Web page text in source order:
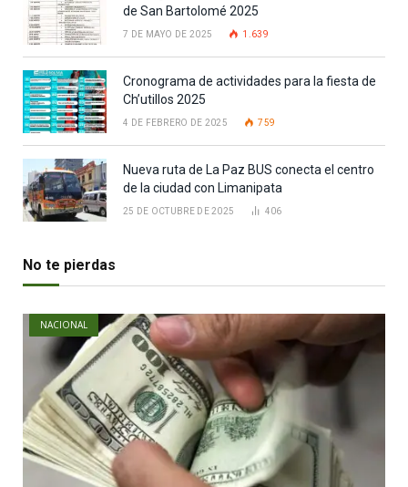
de San Bartolomé 2025
7 DE MAYO DE 2025 1.639
Cronograma de actividades para la fiesta de
Ch’utillos 2025
4 DE FEBRERO DE 2025 759
Nueva ruta de La Paz BUS conecta el centro
de la ciudad con Limanipata
25 DE OCTUBRE DE 2025 406
No te pierdas
NACIONAL